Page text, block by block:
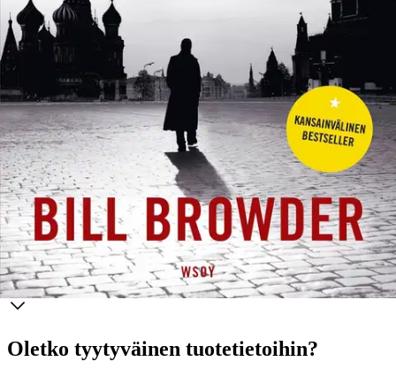
Browderin (s.1964) perustama Hermitage Capital Management oli
Venäjän suurin ulkomainen investoija vuoteen 2005 saakka, jolloin
Browder karkotettiin maasta. Browderin asianajaja Sergei
Magnitsky kuoli vuonna 2009 tutkintavankeudessa, epämääräisissä
oloissa. Viimeiset viisi vuotta Browder on kampanjoinut Venäjän
taloudellista korruptiota ja ihmisoikeusrikkomuksia vastaan. Hänen
kampanjansa tuloksena Yhdysvaltain kongressi on julkistanut niin
sanotun Magnitskyn listan, jolla evätään maahanpääsy Magnitskyn
kuolemaan sekaantuneilta venäläisiltä viranomaisilta. Venäjä on
yrittänyt toistuvasti painostaa Interpolia laatimaan Browderista
kansainvälisen pidätysmääräyksen eli red noticen tuloksetta.
Näytä lisää tuotekuvausta
Ominaisuudet
Oletko tyytyväinen tuotetietoihin?